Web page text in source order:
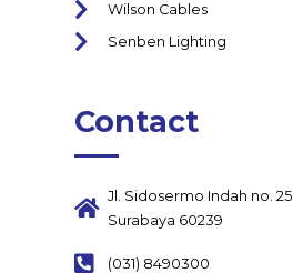
Wilson Cables
Senben Lighting
Contact
Jl. Sidosermo Indah no. 25
Surabaya 60239
(031) 8490300